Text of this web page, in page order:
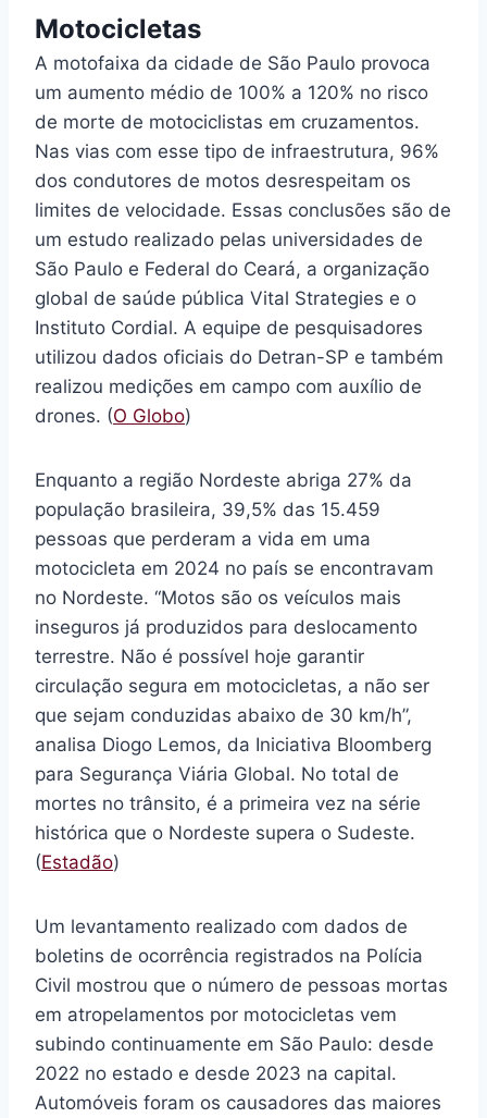
Motocicletas
A motofaixa da cidade de São Paulo provoca
um aumento médio de 100% a 120% no risco
de morte de motociclistas em cruzamentos.
Nas vias com esse tipo de infraestrutura, 96%
dos condutores de motos desrespeitam os
limites de velocidade. Essas conclusões são de
um estudo realizado pelas universidades de
São Paulo e Federal do Ceará, a organização
global de saúde pública Vital Strategies e o
Instituto Cordial. A equipe de pesquisadores
utilizou dados oficiais do Detran-SP e também
realizou medições em campo com auxílio de
drones. (O Globo)
Enquanto a região Nordeste abriga 27% da
população brasileira, 39,5% das 15.459
pessoas que perderam a vida em uma
motocicleta em 2024 no país se encontravam
no Nordeste. “Motos são os veículos mais
inseguros já produzidos para deslocamento
terrestre. Não é possível hoje garantir
circulação segura em motocicletas, a não ser
que sejam conduzidas abaixo de 30 km/h”,
analisa Diogo Lemos, da Iniciativa Bloomberg
para Segurança Viária Global. No total de
mortes no trânsito, é a primeira vez na série
histórica que o Nordeste supera o Sudeste.
(Estadão)
Um levantamento realizado com dados de
boletins de ocorrência registrados na Polícia
Civil mostrou que o número de pessoas mortas
em atropelamentos por motocicletas vem
subindo continuamente em São Paulo: desde
2022 no estado e desde 2023 na capital.
Automóveis foram os causadores das maiores